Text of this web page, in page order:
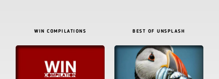
WIN COMPILATIONS BEST OF UNSPLASH